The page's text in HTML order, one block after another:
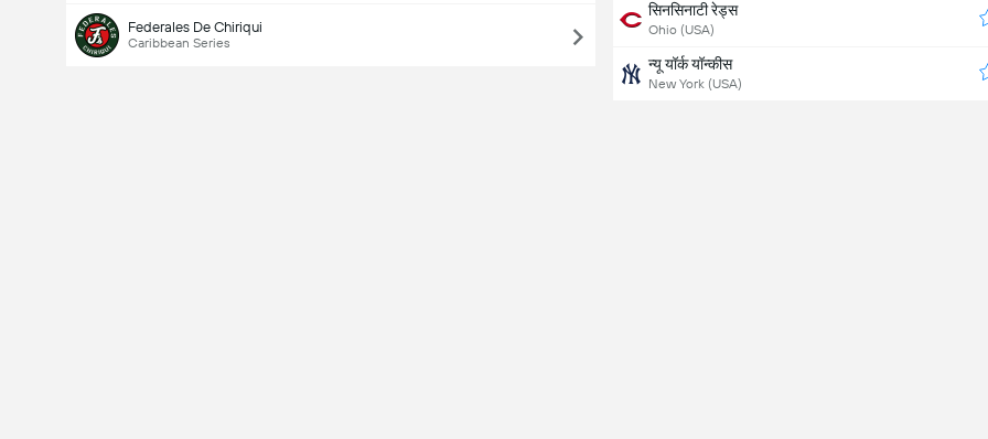
Federales De Chiriqui
Caribbean Series
सिनसिनाटी रेड्स
Ohio (USA)
न्यू यॉर्क यॉन्कीस
New York (USA)